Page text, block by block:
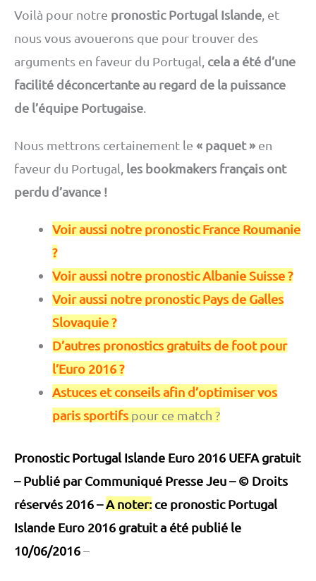
Voilà pour notre pronostic Portugal Islande , et
nous vous avouerons que pour trouver des
arguments en faveur du Portugal, cela a été d’une
facilité déconcertante au regard de la puissance
de l’équipe Portugaise
Nous mettrons certainement le « paquet » en
faveur du Portugal, les bookmakers français ont
perdu d’avance !
Voir aussi notre pronostic France Roumanie
?
Voir aussi notre pronostic Albanie Suisse ?
Voir aussi notre pronostic Pays de Galles
Slovaquie ?
D’autres pronostics gratuits de foot pour
l’Euro 2016 ?
Astuces et conseils afin d’optimiser vos
paris sportifs pour ce match ?
Pronostic Portugal Islande Euro 2016 UEFA gratuit
– Publié parCommuniqué Presse Jeu– © Droits
réservés 2016 –A noter: ce pronostic Portugal
Islande Euro 2016 gratuit a été publié le
10/06/2016–